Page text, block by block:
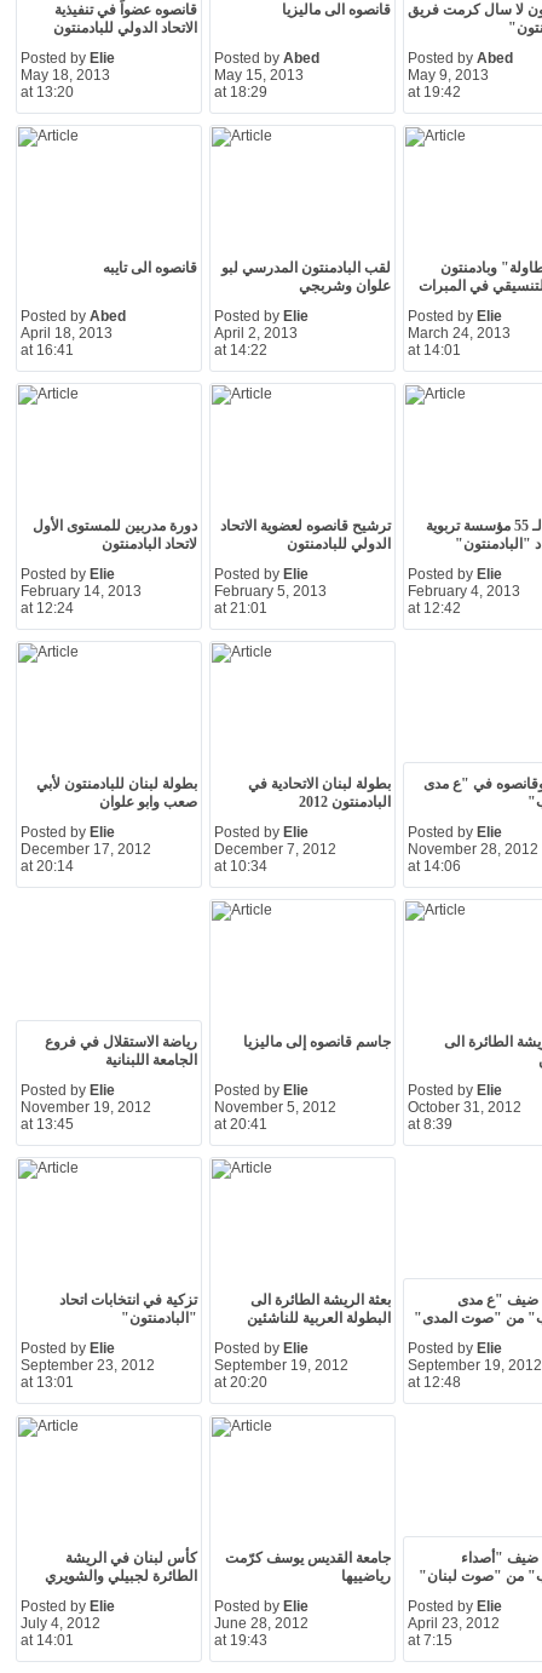
قانصوه عضواً في تنفيذية
الاتحاد الدولي للبادمنتون
Posted by Elie
May 18, 2013
at 13:20
قانصوه الى ماليزيا
Posted by Abed
May 15, 2013
at 18:29
لا سال كرمت فريق
Posted by Abed
May 9, 2013
at 19:42
قانصوه الى تايبه
Posted by Abed
April 18, 2013
at 16:41
لقب البادمنتون المدرسي لبو
علوان وشربجي
Posted by Elie
April 2, 2013
at 14:22
وبادمنتون
في المبرات
Posted by Elie
March 24, 2013
at 14:01
دورة مدربين للمستوى الأول
لاتحاد البادمنتون
Posted by Elie
February 14, 2013
at 12:24
ترشيح قانصوه لعضوية الاتحاد
الدولي للبادمنتون
Posted by Elie
February 5, 2013
at 21:01
معدات لـ 55 مؤسسة تربوية
"البادمنتون"
Posted by Elie
February 4, 2013
at 12:42
بطولة لبنان للبادمنتون لأبي
صعب وابو علوان
Posted by Elie
December 17, 2012
at 20:14
بطولة لبنان الاتحادية في
البادمنتون 2012
Posted by Elie
December 7, 2012
at 10:34
في "ع مدى
Posted by Elie
November 28, 2012
at 14:06
رياضة الاستقلال في فروع
الجامعة اللبنانية
Posted by Elie
November 19, 2012
at 13:45
جاسم قانصوه إلى ماليزيا
Posted by Elie
November 5, 2012
at 20:41
الطائرة الى
Posted by Elie
October 31, 2012
at 8:39
تزكية في انتخابات اتحاد
"البادمنتون"
Posted by Elie
September 23, 2012
at 13:01
بعثة الريشة الطائرة الى
البطولة العربية للناشئين
Posted by Elie
September 19, 2012
at 20:20
ضيف "ع مدى
من "صوت المدى"
Posted by Elie
September 19, 2012
at 12:48
كأس لبنان في الريشة
الطائرة لجبيلي والشويري
Posted by Elie
July 4, 2012
at 14:01
جامعة القديس يوسف كرّمت
رياضييها
Posted by Elie
June 28, 2012
at 19:43
ضيف "أصداء
من "صوت لبنان"
Posted by Elie
April 23, 2012
at 7:15